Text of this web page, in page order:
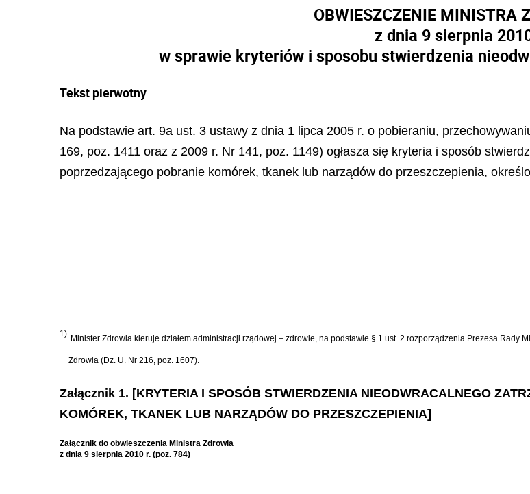
OBWIESZCZENIE MINISTRA
z dnia 9 sierpnia
w sprawie kryteriów i sposobu stwierdzenia
Tekst pierwotny
Na podstawie art. 9a ust. 3 ustawy z dnia 1 lipca 2005 r. o pobieraniu,
169, poz. 1411 oraz z 2009 r. Nr 141, poz. 1149) ogłasza się kryteria i sposób
poprzedzającego pobranie komórek, tkanek lub narządów do przeszczepienia,
1) Minister Zdrowia kieruje działem administracji rządowej – zdrowie, na podstawie § 1 ust. 2 rozporządzenia Prezesa Rady
Zdrowia (Dz. U. Nr 216, poz. 1607).
Załącznik 1. [KRYTERIA I SPOSÓB STWIERDZENIA NIEODWRACALNEGO
KOMÓREK, TKANEK LUB NARZĄDÓW DO PRZESZCZEPIENIA]
Załącznik do obwieszczenia Ministra Zdrowia
z dnia 9 sierpnia 2010 r. (poz. 784)